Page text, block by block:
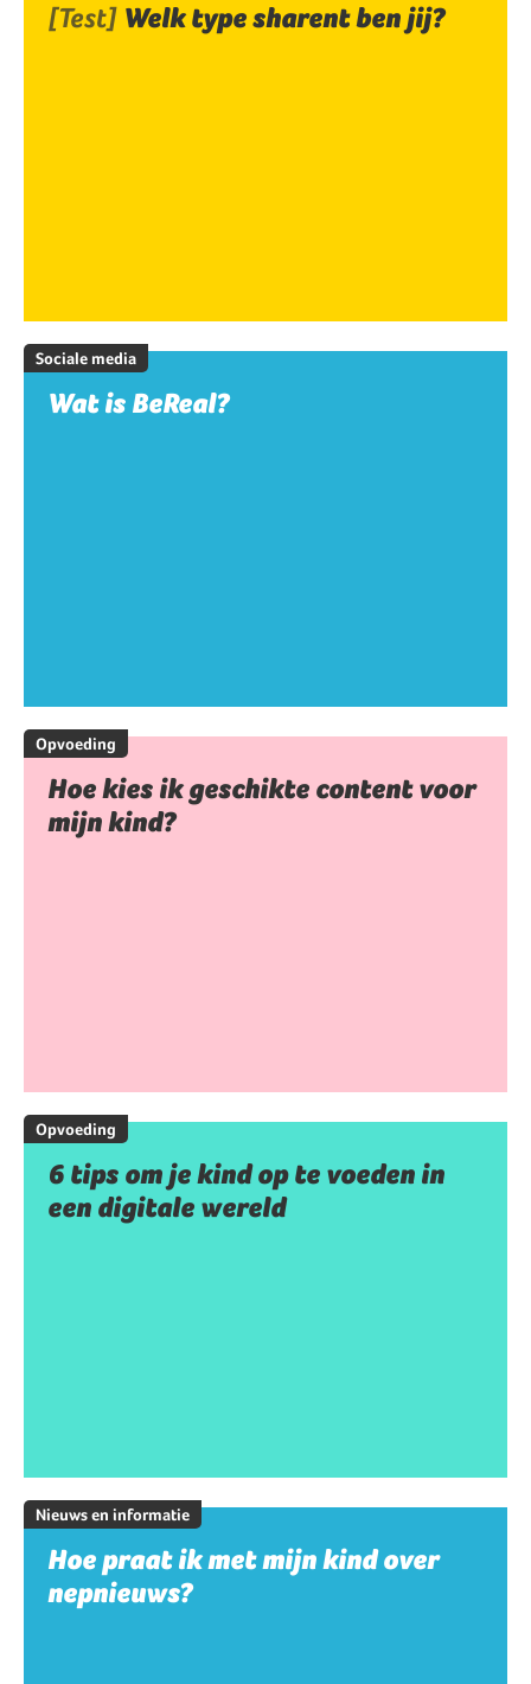
[Test] Welk type sharent ben jij?
Sociale media
Wat is BeReal?
Opvoeding
Hoe kies ik geschikte content voor
mijn kind?
Opvoeding
6 tips om je kind op te voeden in
een digitale wereld
Nieuws en informatie
Hoe praat ik met mijn kind over
nepnieuws?